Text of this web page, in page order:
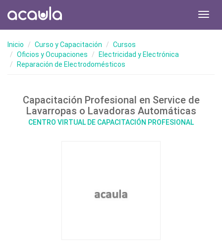
Inicio Curso y Capacitación
Cursos
Oficios y Ocupaciones
Electricidad y Electrónica
Reparación de Electrodomésticos
Capacitación Profesional en Service de
Lavarropas o Lavadoras Automáticas
CENTRO VIRTUAL DE CAPACITACIÓN PROFESIONAL